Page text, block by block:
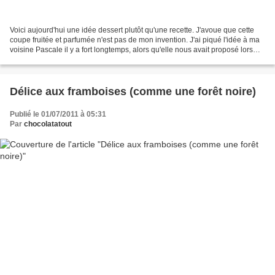
Voici aujourd'hui une idée dessert plutôt qu'une recette. J'avoue que cette
coupe fruitée et parfumée n'est pas de mon invention. J'ai piqué l'idée à ma
voisine Pascale il y a fort longtemps, alors qu'elle nous avait proposé lors
Délice aux framboises (comme une forêt noire)
Publié le 01/07/2011 à 05:31
Par chocolatatout